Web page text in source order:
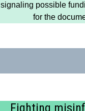
signaling possible
for the
Fighting